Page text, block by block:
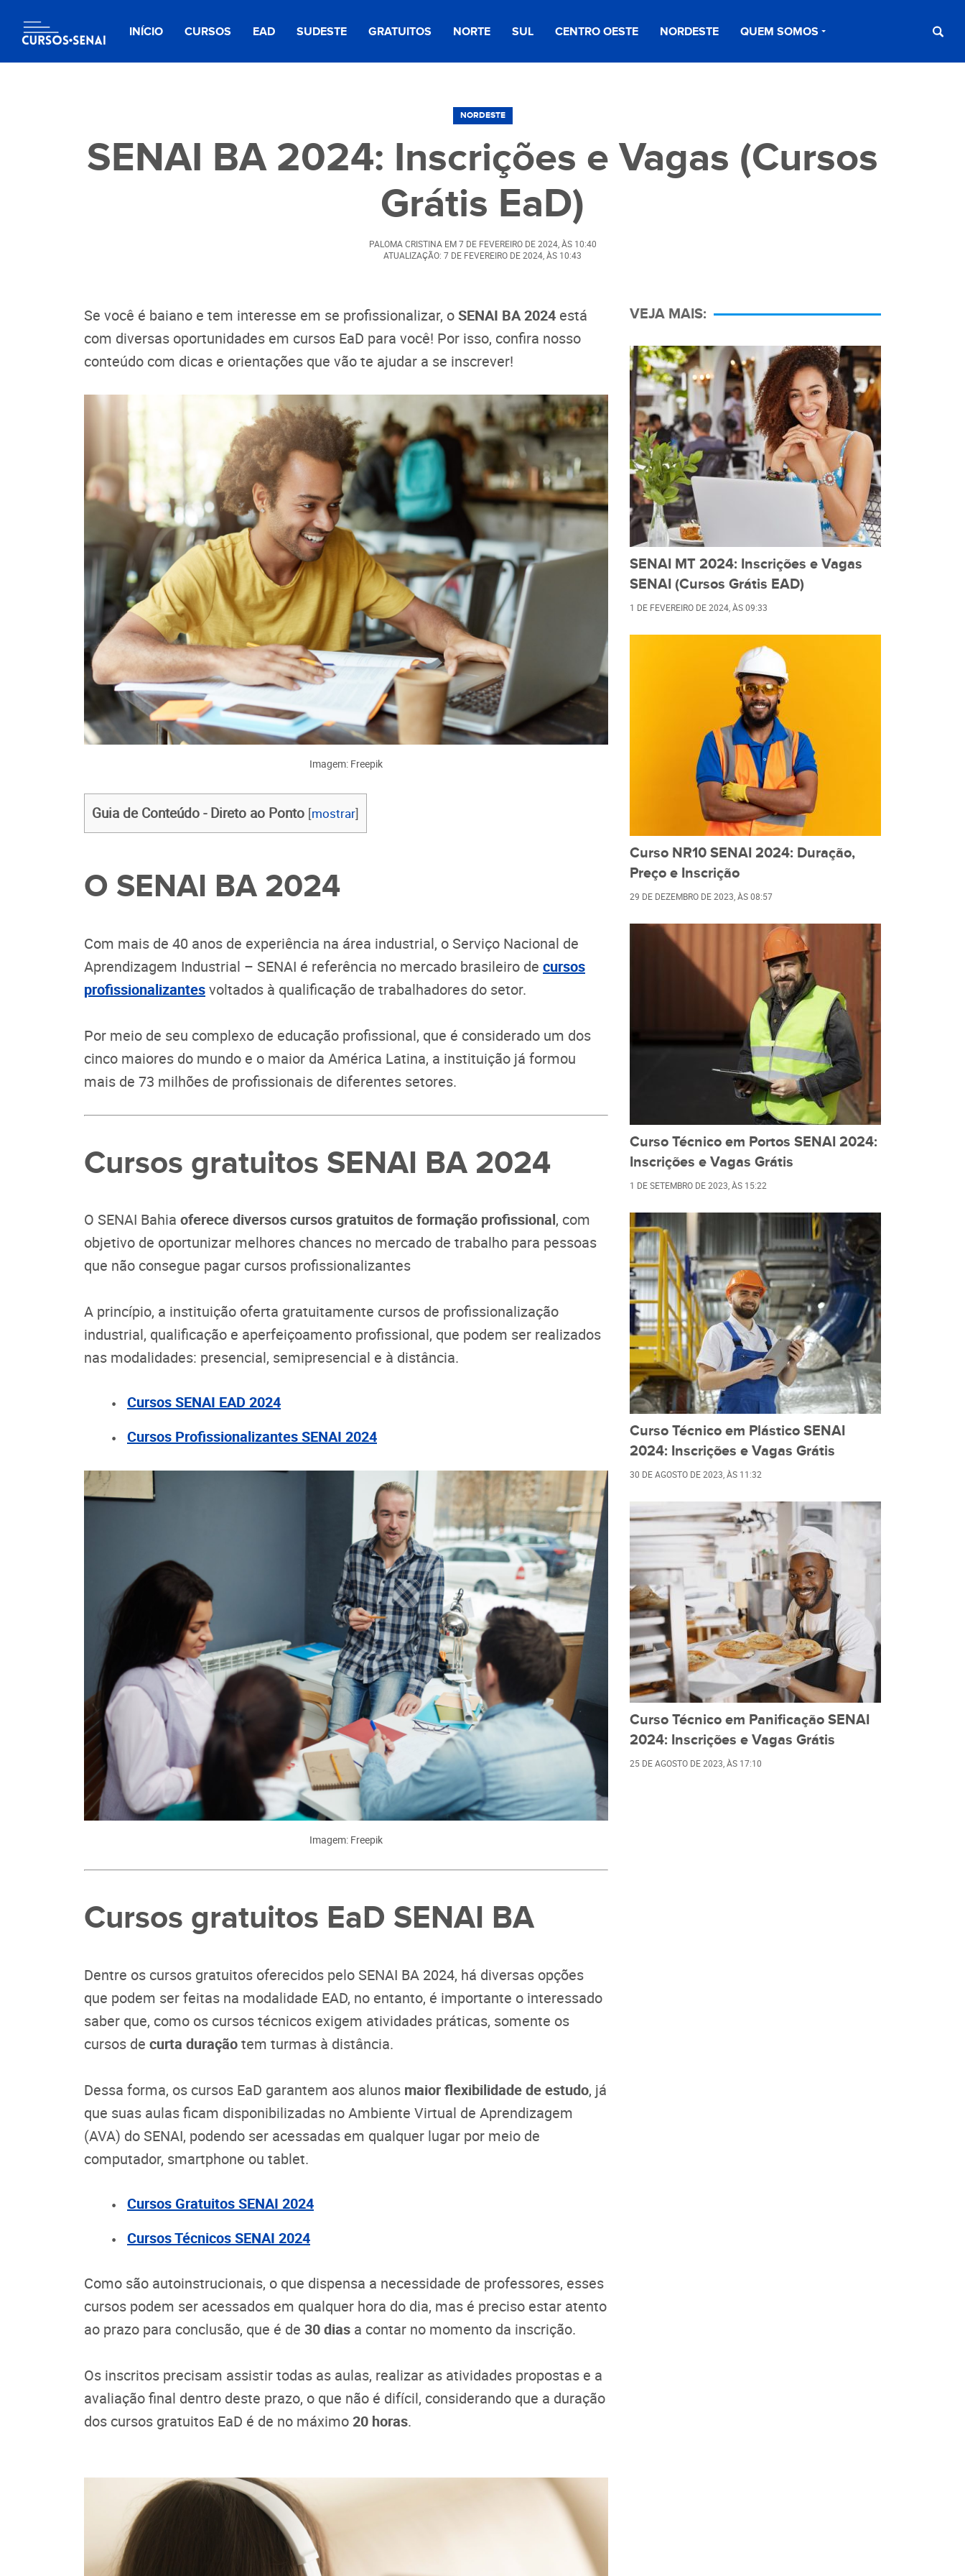
INÍCIO CURSOS EAD SUDESTE GRATUITOS NORTE SUL CENTRO OESTE NORDESTE QUEM SOMOS
NORDESTE
SENAI BA 2024: Inscrições e Vagas (Cursos
Grátis EaD)
PALOMA CRISTINA EM7 DE FEVEREIRO DE 2024, ÀS 10:40
ATUALIZAÇÃO: 7 DE FEVEREIRO DE 2024, ÀS 10:43
Se você é baiano e tem interesse em se profissionalizar, oSENAI BA 2024 está
com diversas oportunidades em cursos EaD para você! Por isso, confira nosso
conteúdo com dicas e orientações que vão te ajudar a se inscrever!
Imagem: Freepik
Guia de Conteúdo - Direto ao Ponto [mostrar]
O SENAI BA 2024
Com mais de 40 anos de experiência na área industrial, o Serviço Nacional de
Aprendizagem Industrial – SENAI é referência no mercado brasileiro de cursos
profissionalizantesvoltados à qualificação de trabalhadores do setor.
Por meio de seu complexo de educação profissional, que é considerado um dos
cinco maiores do mundo e o maior da América Latina, a instituição já formou
mais de 73 milhões de profissionais de diferentes setores.
Cursos gratuitos SENAI BA 2024
O SENAI Bahia oferece diversos cursos gratuitos de formação profissional, com
objetivo de oportunizar melhores chances no mercado de trabalho para pessoas
que não consegue pagar cursos profissionalizantes
A princípio, a instituição oferta gratuitamente cursos de profissionalização
industrial, qualificação e aperfeiçoamento profissional, que podem ser realizados
nas modalidades: presencial, semipresencial e à distância.
Cursos SENAI EAD 2024
Cursos Profissionalizantes SENAI 2024
Imagem: Freepik
Cursos gratuitos EaD SENAI BA
Dentre os cursos gratuitos oferecidos pelo SENAI BA 2024, há diversas opções
que podem ser feitas na modalidade EAD, no entanto, é importante o interessado
saber que, como os cursos técnicos exigem atividades práticas, somente os
cursos de curta duraçãotem turmas à distância.
Dessa forma, os cursos EaD garantem aos alunos maior flexibilidade de estudo, já
que suas aulas ficam disponibilizadas no Ambiente Virtual de Aprendizagem
(AVA) do SENAI, podendo ser acessadas em qualquer lugar por meio de
computador, smartphone ou tablet.
Cursos Gratuitos SENAI 2024
Cursos Técnicos SENAI 2024
Como são autoinstrucionais, o que dispensa a necessidade de professores, esses
cursos podem ser acessados em qualquer hora do dia, mas é preciso estar atento
ao prazo para conclusão, que é de 30 dias a contar no momento da inscrição.
Os inscritos precisam assistir todas as aulas, realizar as atividades propostas e a
avaliação final dentro deste prazo, o que não é difícil, considerando que a duração
dos cursos gratuitos EaD é de no máximo20 horas.
VEJA MAIS:
SENAI MT 2024: Inscrições e Vagas
SENAI (Cursos Grátis EAD)
1 DE FEVEREIRO DE 2024 , ÀS09:33
Curso NR10 SENAI 2024: Duração,
Preço e Inscrição
29 DE DEZEMBRO DE 2023 , ÀS08:57
Curso Técnico em Portos SENAI 2024:
Inscrições e Vagas Grátis
1 DE SETEMBRO DE 2023 , ÀS 15:22
Curso Técnico em Plástico SENAI
2024: Inscrições e Vagas Grátis
30 DE AGOSTO DE 2023 , ÀS 11:32
Curso Técnico em Panificação SENAI
2024: Inscrições e Vagas Grátis
25 DE AGOSTO DE 2023 , ÀS 17:10